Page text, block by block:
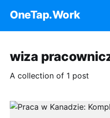
OneTap.Work
wiza
A collection of 1 post